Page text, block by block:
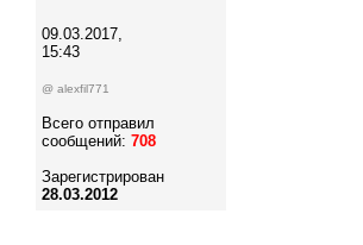
09.03.2017,
15:43
@ alexfil771
Всего отправил
сообщений: 708
Зарегистрирован
28.03.2012